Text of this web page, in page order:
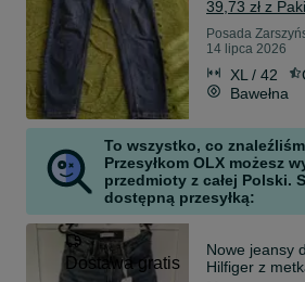
39,73 zł z
Posada
14 lipca 2026
XL / 42
Bawełna
To wszystko, co
Przesyłkom OLX możesz
przedmioty z całej Polski.
dostępną przesyłką:
Dostawa gratis
Nowe jeansy
Hilfiger z